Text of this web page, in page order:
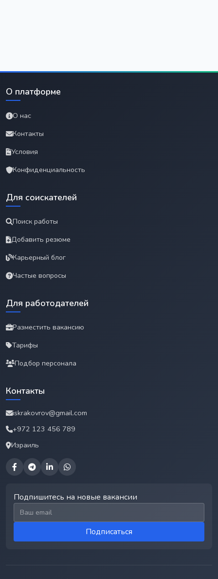
О платформе
О нас
Контакты
Условия
Конфиденциальность
Для соискателей
Поиск работы
Добавить резюме
Карьерный блог
Частые вопросы
Для работодателей
Разместить вакансию
Тарифы
Подбор персонала
Контакты
iskrakovrov@gmail.com
+972 123 456 789
Израиль
Подпишитесь на новые вакансии
Email для подписки
Подписаться